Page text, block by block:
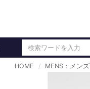
HOME MENS：メンズ